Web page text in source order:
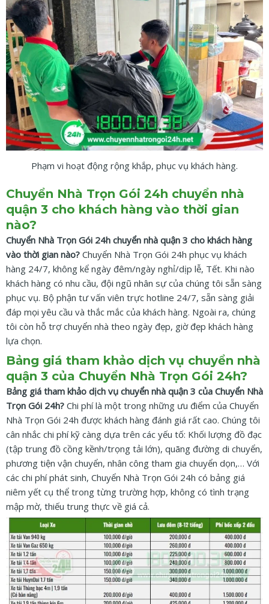
Phạm vi hoạt động rộng khắp, phục vụ khách hàng.
Chuyển Nhà Trọn Gói 24h chuyển nhà
quận 3 cho khách hàng vào thời gian
nào?
Chuyển Nhà Trọn Gói 24h chuyển nhà quận 3 cho khách hàng
vào thời gian nào? Chuyển Nhà Trọn Gói 24h phục vụ khách
hàng 24/7, không kể ngày đêm/ngày nghỉ/dịp lễ, Tết. Khi nào
khách hàng có nhu cầu, đội ngũ nhân sự của chúng tôi sẵn sàng
phục vụ. Bộ phận tư vấn viên trực hotline 24/7, sẵn sàng giải
đáp mọi yêu cầu và thắc mắc của khách hàng. Ngoài ra, chúng
tôi còn hỗ trợ chuyển nhà theo ngày đẹp, giờ đẹp khách hàng
lựa chọn.
Bảng giá tham khảo dịch vụ chuyển nhà
quận 3 của Chuyển Nhà Trọn Gói 24h?
Bảng giá tham khảo dịch vụ chuyển nhà quận 3 của Chuyển Nhà
Trọn Gói 24h? Chi phí là một trong những ưu điểm của Chuyển
Nhà Trọn Gói 24h được khách hàng đánh giá rất cao. Chúng tôi
cân nhắc chi phí kỹ càng dựa trên các yếu tố: Khối lượng đồ đạc
(tập trung đồ cồng kềnh/trọng tải lớn), quãng đường di chuyển,
phương tiện vận chuyển, nhân công tham gia chuyển dọn,… Với
các chi phí phát sinh, Chuyển Nhà Trọn Gói 24h có bảng giá
niêm yết cụ thể trong từng trường hợp, không có tình trạng
mập mờ, thiếu trung thực về giá cả.